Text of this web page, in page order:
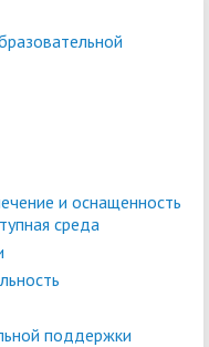
и оснащенность
среда
поддержки